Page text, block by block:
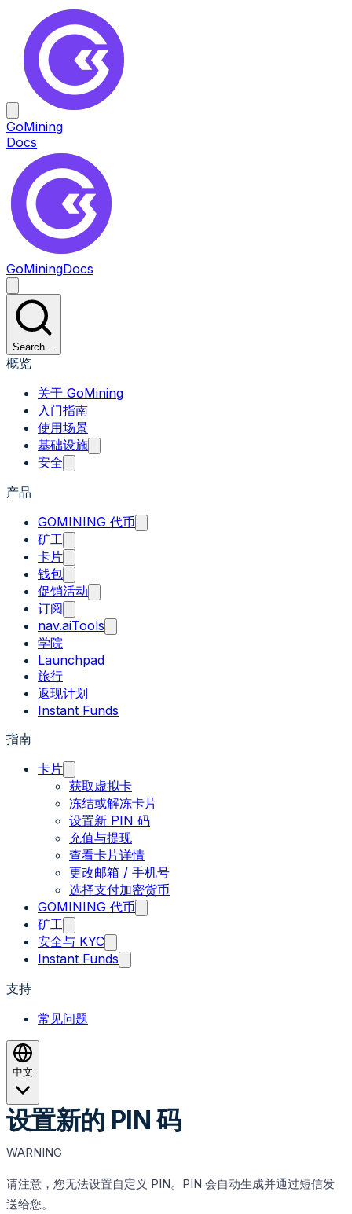
GoMining
Docs
GoMiningDocs
Search…
概览
关于 GoMining
入门指南
使用场景
基础设施
安全
产品
GOMINING 代币
矿工
卡片
钱包
促销活动
订阅
nav.aiTools
学院
Launchpad
旅行
返现计划
Instant Funds
指南
卡片
获取虚拟卡
冻结或解冻卡片
设置新 PIN 码
充值与提现
查看卡片详情
更改邮箱 / 手机号
选择支付加密货币
GOMINING 代币
矿工
安全与 KYC
Instant Funds
支持
常见问题
中文
设置新的 PIN 码
WARNING
请注意，您无法设置自定义 PIN。PIN 会自动生成并通过短信发
送给您。